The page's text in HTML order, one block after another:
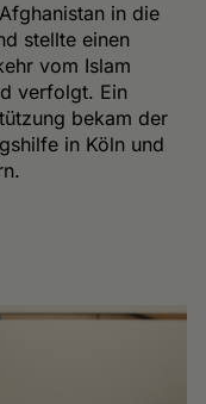
in die
stellte einen
vom Islam
verfolgt. Ein
bekam der
in Köln und